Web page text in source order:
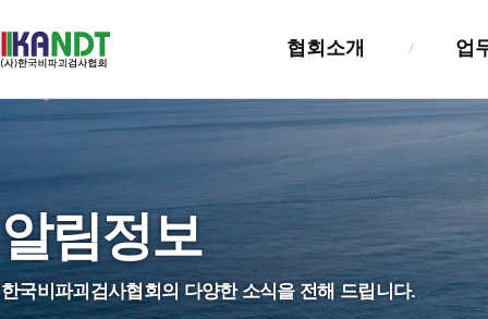
협회소개
설립목적및연혁
조직및기능
NDT진흥법
업
검사업
기술교
정보관
실태조
알림정보
한국비파괴검사협회의 다양한 소식을 전해 드립니다.